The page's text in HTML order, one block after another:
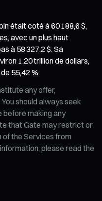
était coté à 60 188,6 $,
avec un plus haut
à 58 327,2 $. Sa
1,20 trillion de dollars,
55,42 %.
any offer,
should always seek
before making any
that Gate may restrict or
of the Services from
please read the